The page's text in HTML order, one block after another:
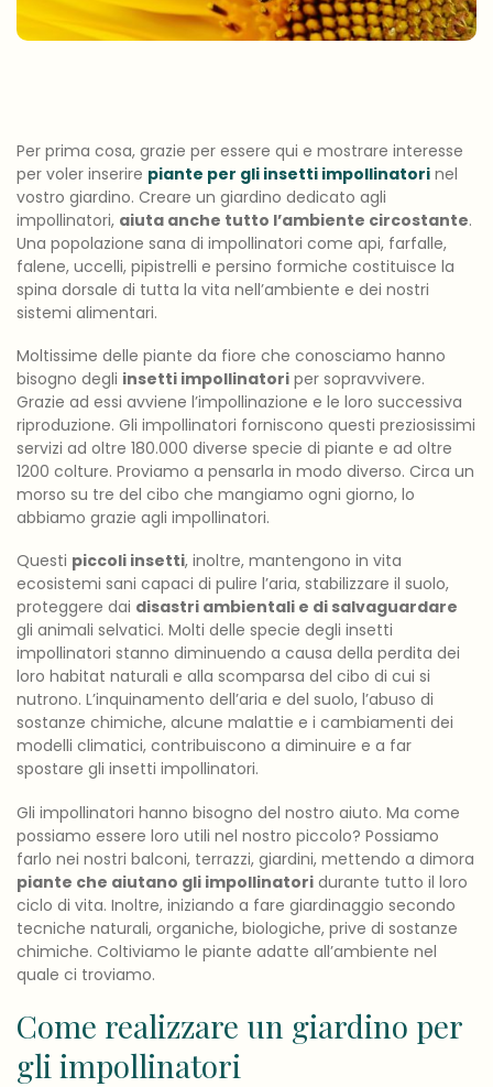
Per prima cosa, grazie per essere qui e mostrare interesse
per voler inserire piante per gli insetti impollinatori nel
vostro giardino. Creare un giardino dedicato agli
impollinatori, aiuta anche tutto l’ambiente circostante.
Una popolazione sana di impollinatori come api, farfalle,
falene, uccelli, pipistrelli e persino formiche costituisce la
spina dorsale di tutta la vita nell’ambiente e dei nostri
sistemi alimentari.
Moltissime delle piante da fiore che conosciamo hanno
bisogno degli insetti impollinatori per sopravvivere.
Grazie ad essi avviene l’impollinazione e le loro successiva
riproduzione. Gli impollinatori forniscono questi preziosissimi
servizi ad oltre 180.000 diverse specie di piante e ad oltre
1200 colture. Proviamo a pensarla in modo diverso. Circa un
morso su tre del cibo che mangiamo ogni giorno, lo
abbiamo grazie agli impollinatori.
Questi piccoli insetti, inoltre, mantengono in vita
ecosistemi sani capaci di pulire l’aria, stabilizzare il suolo,
proteggere dai disastri ambientali e di salvaguardare
gli animali selvatici. Molti delle specie degli insetti
impollinatori stanno diminuendo a causa della perdita dei
loro habitat naturali e alla scomparsa del cibo di cui si
nutrono. L’inquinamento dell’aria e del suolo, l’abuso di
sostanze chimiche, alcune malattie e i cambiamenti dei
modelli climatici, contribuiscono a diminuire e a far
spostare gli insetti impollinatori.
Gli impollinatori hanno bisogno del nostro aiuto. Ma come
possiamo essere loro utili nel nostro piccolo? Possiamo
farlo nei nostri balconi, terrazzi, giardini, mettendo a dimora
piante che aiutano gli impollinatori durante tutto il loro
ciclo di vita. Inoltre, iniziando a fare giardinaggio secondo
tecniche naturali, organiche, biologiche, prive di sostanze
chimiche. Coltiviamo le piante adatte all’ambiente nel
quale ci troviamo.
Come realizzare un giardino per
gli impollinatori